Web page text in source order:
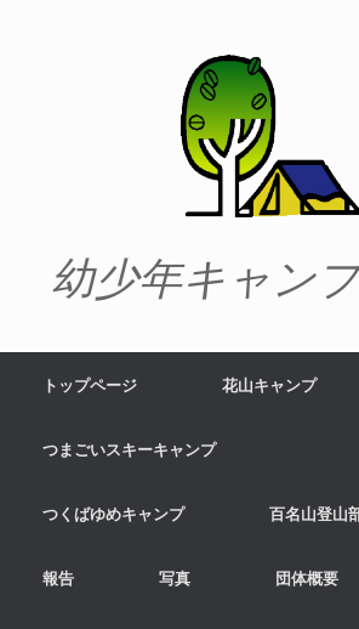
幼少年キャン
トップページ 花山キャンプ
つまごいスキーキャンプ
つくばゆめキャンプ 百名山登山
報告 写真 団体概要